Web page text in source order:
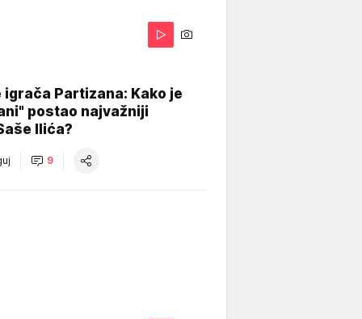
igrača Partizana: Kako je
postao najvažniji
Ilića?
9